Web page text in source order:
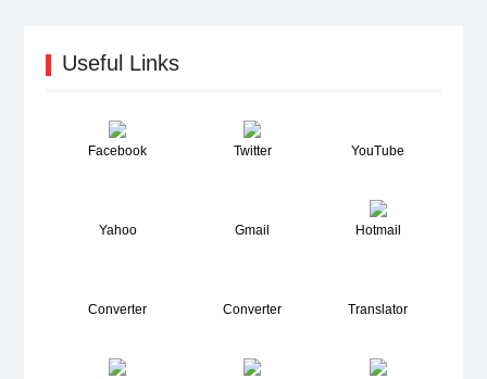
Useful Links
Facebook Twitter YouTube
Yahoo Gmail Hotmail
Converter Converter Translator